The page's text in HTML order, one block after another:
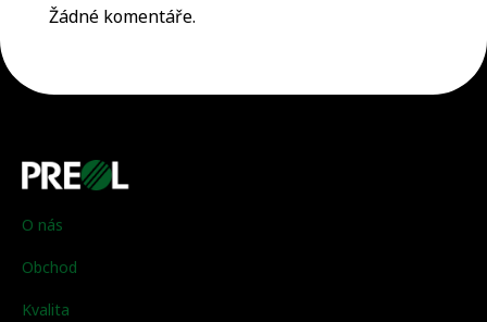
Žádné komentáře.
O nás
Obchod
Kvalita